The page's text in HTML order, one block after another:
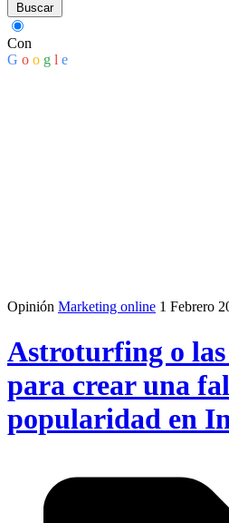
Buscar
Con
G o o g l e
Opinión Marketing online 1 Febrero
Astroturfing o las
para crear una
popularidad en